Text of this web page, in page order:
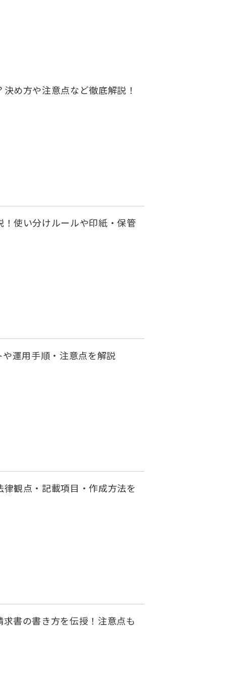
め方や注意点など徹底解説！
使い分けルールや印紙・保管
運用手順・注意点を解説
観点・記載項目・作成方法を
書の書き方を伝授！注意点も